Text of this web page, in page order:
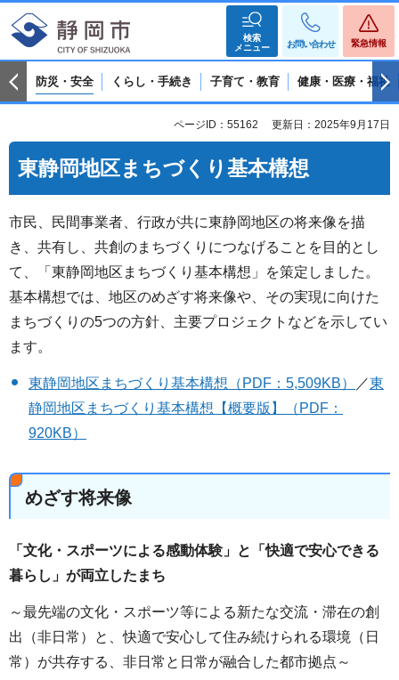
検索
メニュー
お問い合わせ 緊急情報
防災・安全 くらし・手続き 子育て・教育 健康・医療・福祉
ページID：55162 更新日：2025年9月17日
東静岡地区まちづくり基本構想
市民、民間事業者、行政が共に東静岡地区の将来像を描
き、共有し、共創のまちづくりにつなげることを目的とし
て、「東静岡地区まちづくり基本構想」を策定しました。
基本構想では、地区のめざす将来像や、その実現に向けた
まちづくりの5つの方針、主要プロジェクトなどを示してい
ます。
東静岡地区まちづくり基本構想（PDF：5,509KB） ／東
静岡地区まちづくり基本構想【概要版】（PDF：
920KB）
めざす将来像
「文化・スポーツによる感動体験」と「快適で安心できる
暮らし」が両立したまち
～最先端の文化・スポーツ等による新たな交流・滞在の創
出（非日常）と、快適で安心して住み続けられる環境（日
常）が共存する、非日常と日常が融合した都市拠点～